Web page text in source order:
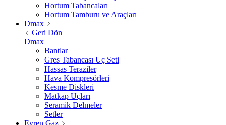
Hortum Tabancaları
Hortum Tamburu ve Araçları
Dmax
Geri Dön
Dmax
Bantlar
Gres Tabancası Uç Seti
Hassas Teraziler
Hava Kompresörleri
Kesme Diskleri
Matkap Uçları
Seramik Delmeler
Setler
Evren Gaz